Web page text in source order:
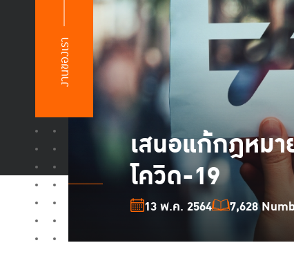
งานของเรา
เสนอแก้กฎหม
โควิด-19
13 พ.ค. 2564 7,628